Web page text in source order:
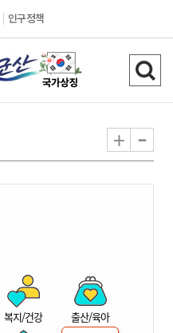
인구정책
검
색
기
+ -
복지/건강 출산/육아